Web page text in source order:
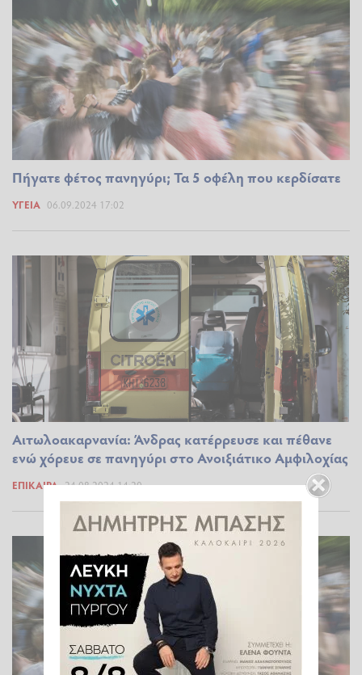
Πήγατε φέτος πανηγύρι; Τα 5 οφέλη που κερδίσατε
ΥΓΕΊΑ 06.09.2024 17:02
Αιτωλοακαρνανία: Άνδρας κατέρρευσε και πέθανε
ενώ χόρευε σε πανηγύρι στο Ανοιξιάτικο Αμφιλοχίας
ΕΠΊΚΑΙΡΑ 24.08.2024 14:20